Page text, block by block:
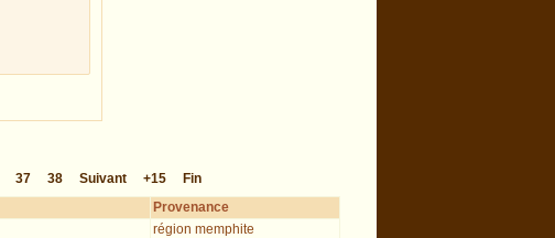
37 38 Suivant +15
Fin
Provenance
région memphite